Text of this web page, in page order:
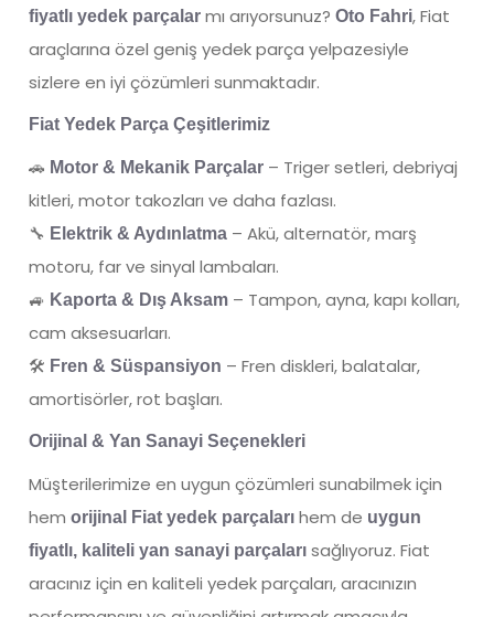
fiyatlı yedek parçalar mı arıyorsunuz?Oto Fahri, Fiat
araçlarına özel geniş yedek parça yelpazesiyle
sizlere en iyi çözümleri sunmaktadır.
Fiat Yedek Parça Çeşitlerimiz
🚗 Motor & Mekanik Parçalar – Triger setleri, debriyaj
kitleri, motor takozları ve daha fazlası.
🔧 Elektrik & Aydınlatma – Akü, alternatör, marş
motoru, far ve sinyal lambaları.
🚙 Kaporta & Dış Aksam – Tampon, ayna, kapı kolları,
cam aksesuarları.
🛠 Fren & Süspansiyon – Fren diskleri, balatalar,
amortisörler, rot başları.
Orijinal & Yan Sanayi Seçenekleri
Müşterilerimize en uygun çözümleri sunabilmek için
hemorijinal Fiat yedek parçaları hem de uygun
fiyatlı, kaliteli yan sanayi parçaları sağlıyoruz. Fiat
aracınız için en kaliteli yedek parçaları, aracınızın